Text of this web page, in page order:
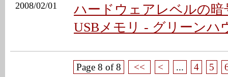
2008/02/01
ハードウェアレベルの暗
USBメモリ - グリーンハ
Page 8 of 8 << < ... 4 5